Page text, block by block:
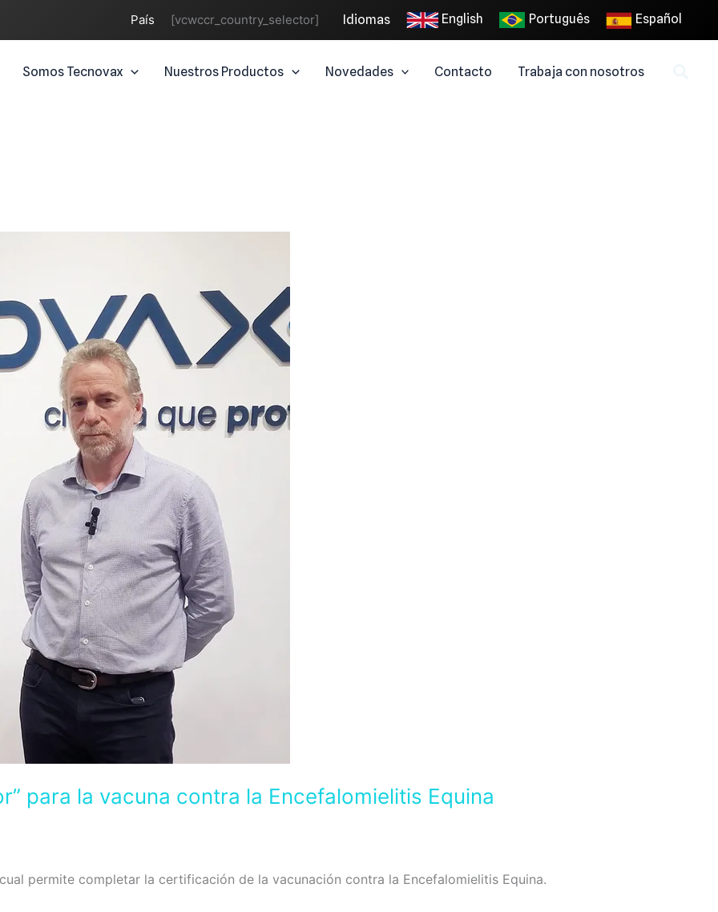
País [vcwccr_country_selector] Idiomas English Português Español
Somos Tecnovax Nuestros Productos Novedades Contacto Trabaja con nosotros
para la vacuna contra la Encefalomielitis Equina
permite completar la certificación de la vacunación contra la Encefalomielitis Equina.